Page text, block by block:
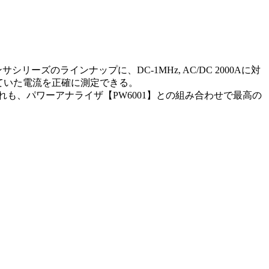
シリーズのラインナップに、DC-1MHz, AC/DC 2000Aに対
た電流を正確に測定できる。
も、パワーアナライザ【PW6001】との組み合わせで最高の